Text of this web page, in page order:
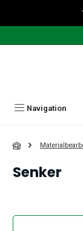
Zum Hauptinhalt
Navigation
Senker